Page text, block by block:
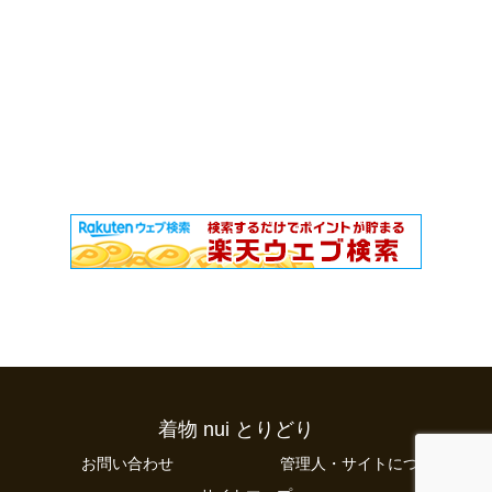
着物 nui とりどり
お問い合わせ
管理人・サイトについて